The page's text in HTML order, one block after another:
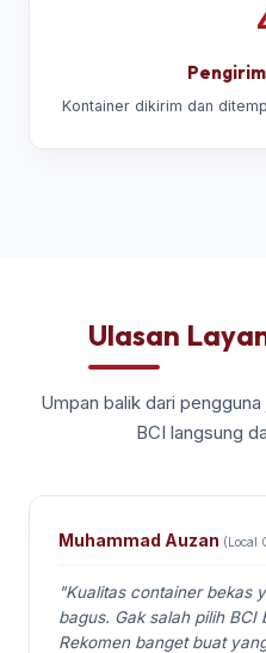
Kontainer dikirim dan
Ulasan
Umpan balik dari
BCI langsung
Muhammad Auzan (Local
"Kualitas container bekas
bagus. Gak salah pilih
Rekomen banget buat